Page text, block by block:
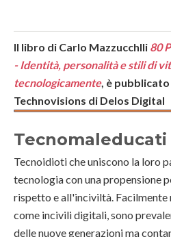
Il libro di Carlo Mazzucchlli 80
- Identità, personalità e stili di
tecnologicamente, è
Technovisions di Delos Digital
Tecnomaleducati
Tecnoidioti che uniscono la loro
tecnologia con una propensione
rispetto e all'inciviltà.
come incivili digitali, sono
delle nuove generazioni ma